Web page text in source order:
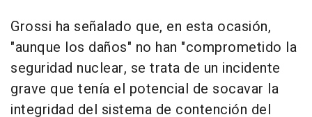
Grossi ha señalado que, en esta ocasión,
"aunque los daños" no han "comprometido la
seguridad nuclear, se trata de un incidente
grave que tenía el potencial de socavar la
integridad del sistema de contención del